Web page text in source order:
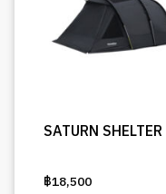
SATURN SHELTER
฿18,500